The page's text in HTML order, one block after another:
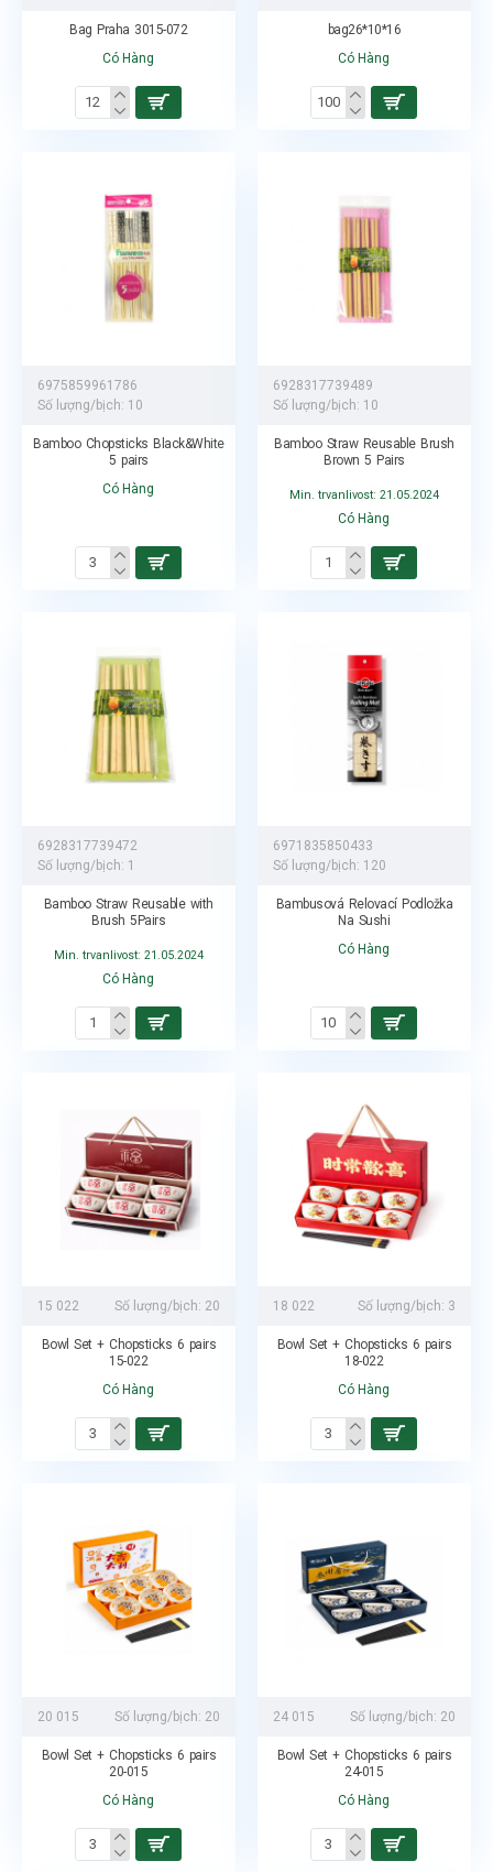
Bag Praha 3015-072
Có Hàng
bag26*10*16
Có Hàng
6975859961786
Số lượng/bịch: 10
Bamboo Chopsticks Black&White
5 pairs
Có Hàng
6928317739489
Số lượng/bịch: 10
Bamboo Straw Reusable Brush
Brown 5 Pairs
Min. trvanlivost: 21.05.2024
Có Hàng
6928317739472
Số lượng/bịch: 1
Bamboo Straw Reusable with
Brush 5Pairs
Min. trvanlivost: 21.05.2024
Có Hàng
6971835850433
Số lượng/bịch: 120
Bambusová Relovací Podložka
Na Sushi
Có Hàng
15 022 Số lượng/bịch: 20
Bowl Set + Chopsticks 6 pairs
15-022
Có Hàng
18 022 Số lượng/bịch: 3
Bowl Set + Chopsticks 6 pairs
18-022
Có Hàng
20 015 Số lượng/bịch: 20
Bowl Set + Chopsticks 6 pairs
20-015
Có Hàng
24 015 Số lượng/bịch: 20
Bowl Set + Chopsticks 6 pairs
24-015
Có Hàng